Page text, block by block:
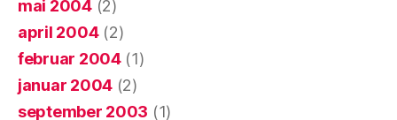
mai 2004(2)
april 2004(2)
februar 2004(1)
januar 2004 (2)
september 2003 (1)